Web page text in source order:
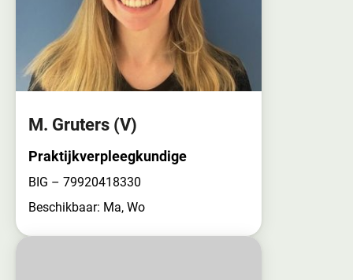
M. Gruters (V)
Praktijkverpleegkundige
BIG – 79920418330
Beschikbaar: Ma, Wo